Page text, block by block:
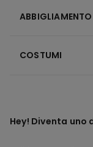
ABBIGLIAMENTO
COSTUMI
Hey! Diventa